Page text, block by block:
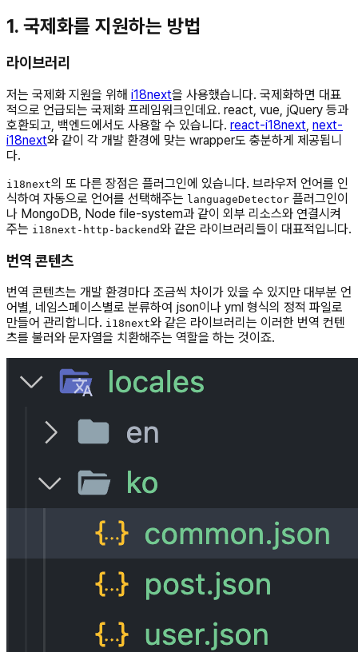
1. 국제화를 지원하는 방법
라이브러리
저는 국제화 지원을 위해 i18next을 사용했습니다. 국제화하면 대표
적으로 언급되는 국제화 프레임워크인데요. react, vue, jQuery 등과
호환되고, 백엔드에서도 사용할 수 있습니다. react-i18next next-
i18next와 같이 각 개발 환경에 맞는 wrapper도 충분하게 제공됩니
다.
i18next의 또 다른 장점은 플러그인에 있습니다. 브라우저 언어를 인
식하여 자동으로 언어를 선택해주는 languageDetector 플러그인이
나 MongoDB, Node file-system과 같이 외부 리소스와 연결시켜
주는 i18next-http-backend와 같은 라이브러리들이 대표적입니다.
번역 콘텐츠
번역 콘텐츠는 개발 환경마다 조금씩 차이가 있을 수 있지만 대부분 언
어별, 네임스페이스별로 분류하여 json이나 yml 형식의 정적 파일로
만들어 관리합니다. i18next와 같은 라이브러리는 이러한 번역 컨텐
츠를 불러와 문자열을 치환해주는 역할을 하는 것이죠.